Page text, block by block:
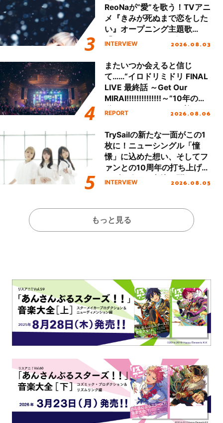
ReoNaが“愛”を歌う！TVアニ
メ『きみが死ぬまで恋をした
い』オープニング主題歌
「Amore」インタビュー
INTERVIEW 2026.08.03
またいつか会えると信じ
て……“イロドリミドリ FINAL
LIVE 最終話 ～Get Our
MIRAI!!!!!!!!!!!!!!～”10年の活
動を経てファイナルを迎える
REPORT 2026.08.06
TrySailの新たな一面がこの1
枚に！ニューシングル「憧
憬」に込めた想い、そしてフ
ァンとの10周年の打ち上げラ
イブを終えた心境を聞いた。
INTERVIEW 2026.08.05
もっと見る